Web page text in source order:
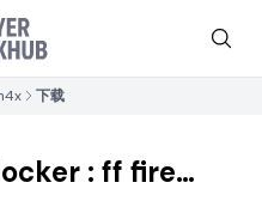
下载
: ff fire